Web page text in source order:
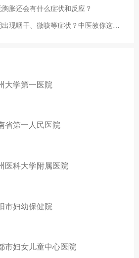
胀还会有什么症状和反应？
呼吸道疾病恢复后期出现咽干、微咳等症状？中医教你这样缓解
大学第一医院
省第一人民医院
医科大学附属医院
市妇幼保健院
市妇女儿童中心医院